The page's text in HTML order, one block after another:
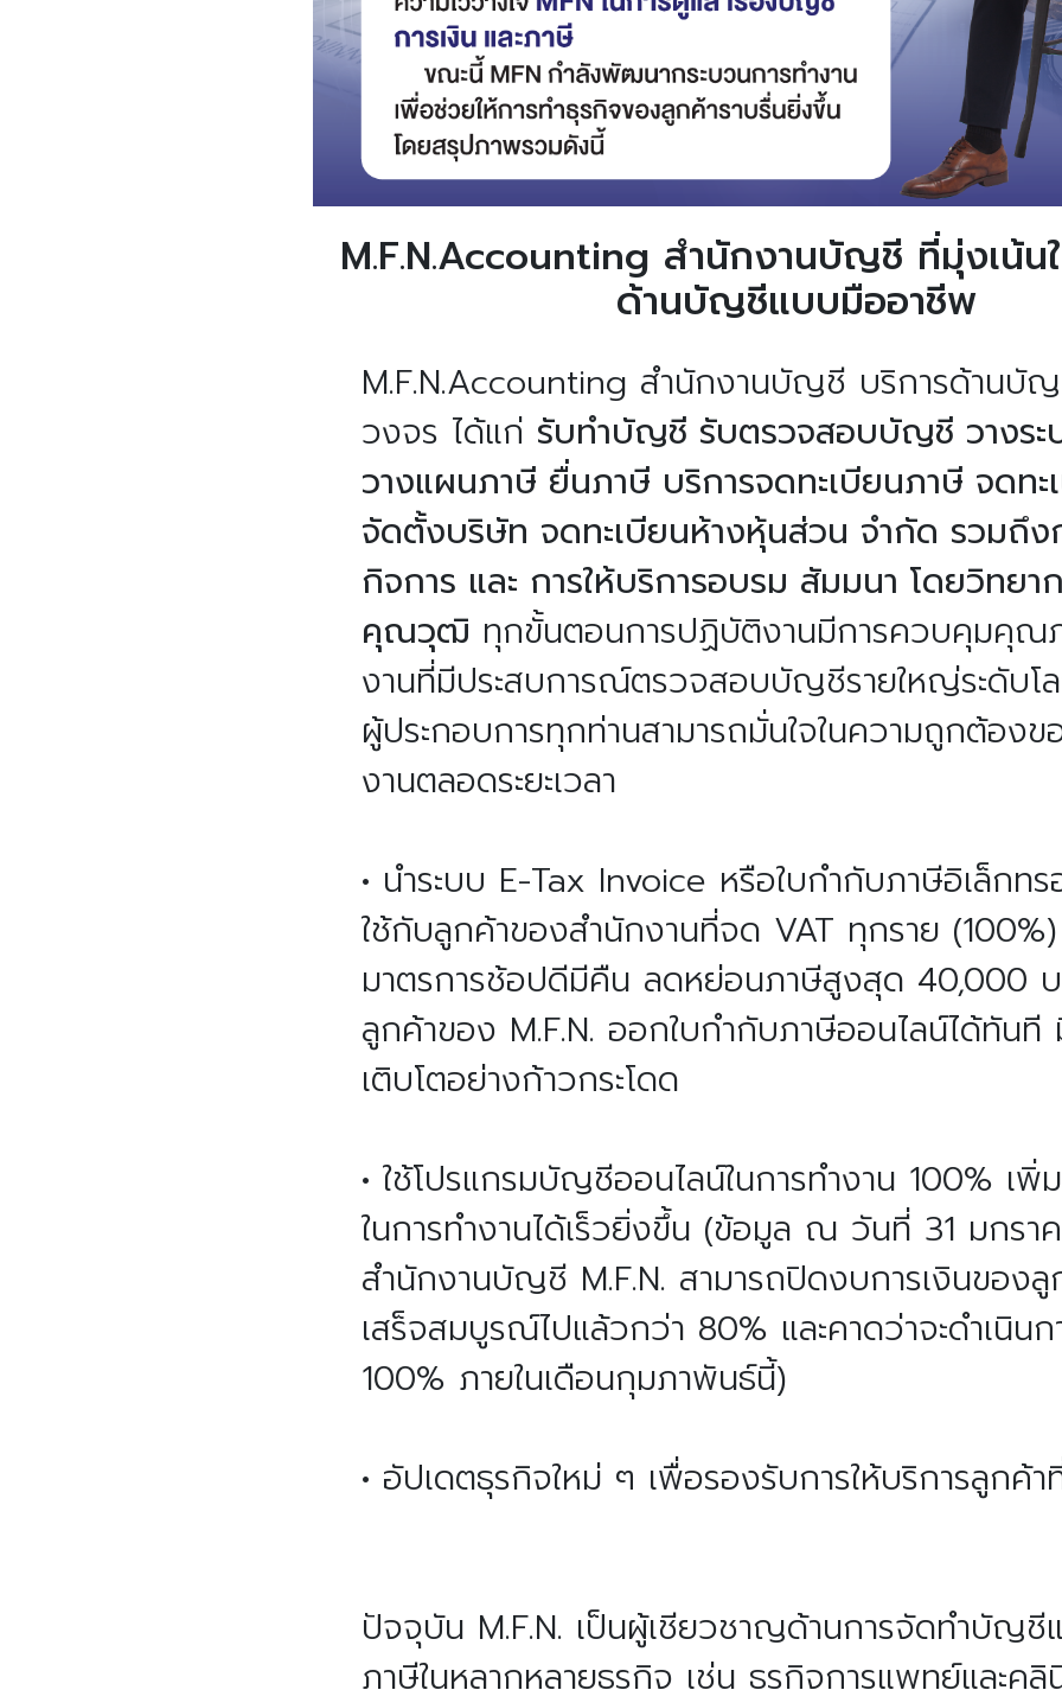
M.F.N.Accounting สำนักงานบัญชี ที่มุ่งเน้น
ด้านบัญชีแบบมืออาชีพ
M.F.N.Accounting สำนักงานบัญชี บริการด้านบั
วงจร ได้แก่ รับทำบัญชี รับตรวจสอบบัญชี วางร
วางแผนภาษี ยื่นภาษี บริการจดทะเบียนภาษี จดท
จัดตั้งบริษัท จดทะเบียนห้างหุ้นส่วน จำกัด รวมถึง
กิจการ และ การให้บริการอบรม สัมมนา โดยวิทยา
คุณวุฒิ ทุกขั้นตอนการปฏิบัติงานมีการควบคุมคุณ
งานที่มีประสบการณ์ตรวจสอบบัญชีรายใหญ่ระดับโ
ผู้ประกอบการทุกท่านสามารถมั่นใจในความถูกต้อง
งานตลอดระยะเวลา
• นำระบบ E-Tax Invoice หรือใบกำกับภาษีอิเล็กท
ใช้กับลูกค้าของสำนักงานที่จด VAT ทุกราย
มาตรการช้อปดีมีคืน ลดหย่อนภาษีสูงสุด 40,000 บ
ลูกค้าของ M.F.N. ออกใบกำกับภาษีออนไลน์ได้ทันที
เติบโตอย่างก้าวกระโดด
• ใช้โปรแกรมบัญชีออนไลน์ในการทำงาน 100% เพิ่
ในการทำงานได้เร็วยิ่งขึ้น (ข้อมูล ณ วันที่ 31 มกรา
สำนักงานบัญชี M.F.N. สามารถปิดงบการเงินของลู
เสร็จสมบูรณ์ไปแล้วกว่า 80% และคาดว่าจะดำเนิน
100% ภายในเดือนกุมภาพันธ์นี้)
• อัปเดตธุรกิจใหม่ ๆ เพื่อรองรับการให้บริการลูกค้
ปัจจุบัน M.F.N. เป็นผู้เชียวชาญด้านการจัดทำบัญชี
ภาษีในหลากหลายธุรกิจ เช่น ธุรกิจการแพทย์และคลิ